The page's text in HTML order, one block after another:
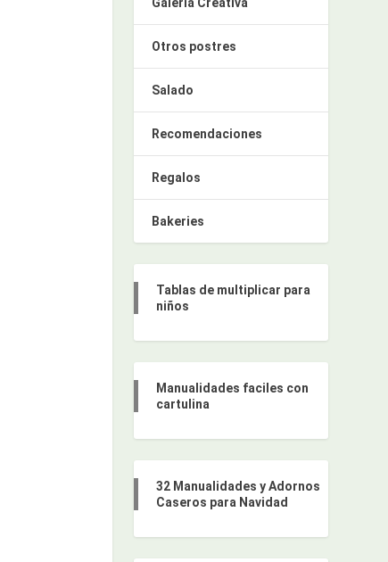
Otros postres
Salado
Recomendaciones
Regalos
Bakeries
Tablas de multiplicar para
niños
Manualidades faciles con
cartulina
32 Manualidades y Adornos
Caseros para Navidad